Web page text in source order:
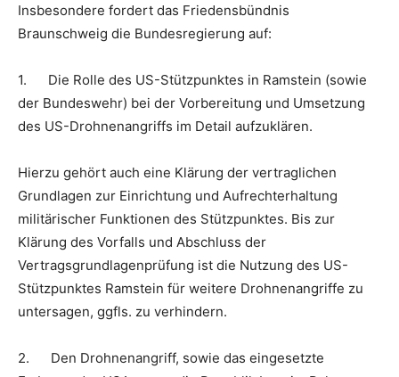
Insbesondere fordert das Friedensbündnis
Braunschweig die Bundesregierung auf:
1. Die Rolle des US-Stützpunktes in Ramstein (sowie
der Bundeswehr) bei der Vorbereitung und Umsetzung
des US-Drohnenangriffs im Detail aufzuklären.
Hierzu gehört auch eine Klärung der vertraglichen
Grundlagen zur Einrichtung und Aufrechterhaltung
militärischer Funktionen des Stützpunktes. Bis zur
Klärung des Vorfalls und Abschluss der
Vertragsgrundlagenprüfung ist die Nutzung des US-
Stützpunktes Ramstein für weitere Drohnenangriffe zu
untersagen, ggfls. zu verhindern.
2. Den Drohnenangriff, sowie das eingesetzte